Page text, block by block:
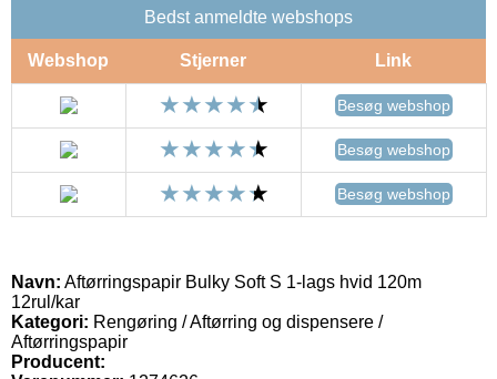
Bedst anmeldte webshops
Webshop Stjerner Link
Besøg webshop
Besøg webshop
Besøg webshop
Navn: Aftørringspapir Bulky Soft S 1-lags hvid 120m
12rul/kar
Kategori: Rengøring / Aftørring og dispensere /
Aftørringspapir
Producent: